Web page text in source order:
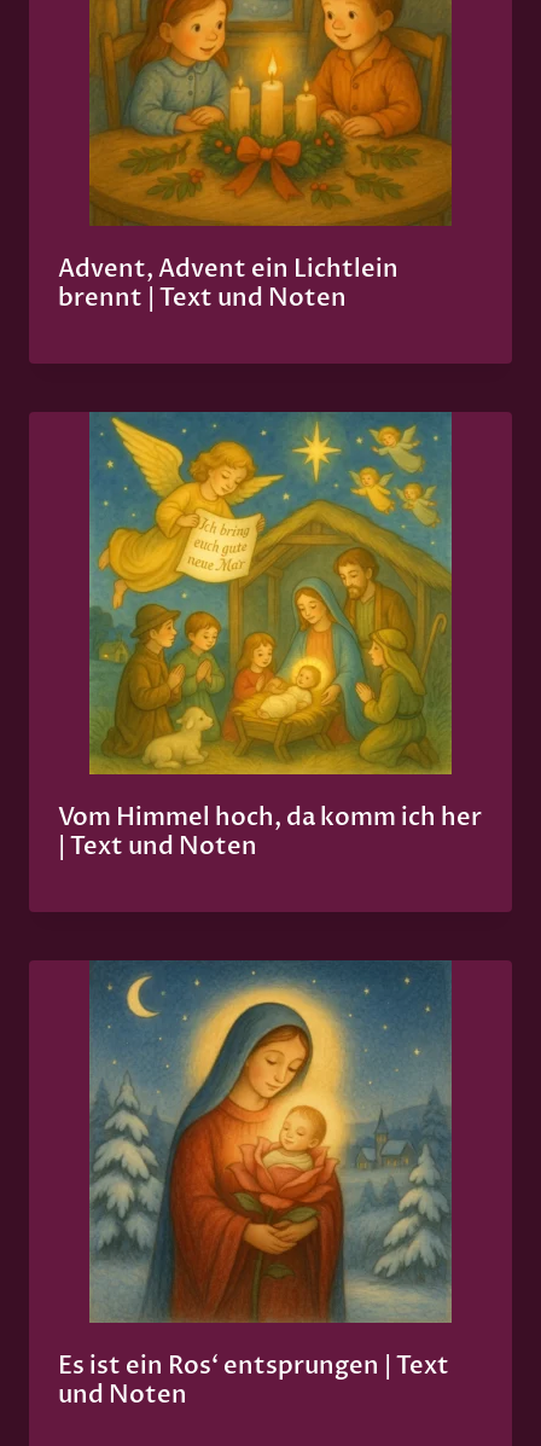
Advent, Advent ein Lichtlein
brennt | Text und Noten
Vom Himmel hoch, da komm ich her
| Text und Noten
Es ist ein Ros‘ entsprungen | Text
und Noten